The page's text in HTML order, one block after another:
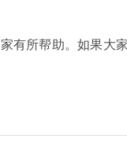
有所帮助。如果大